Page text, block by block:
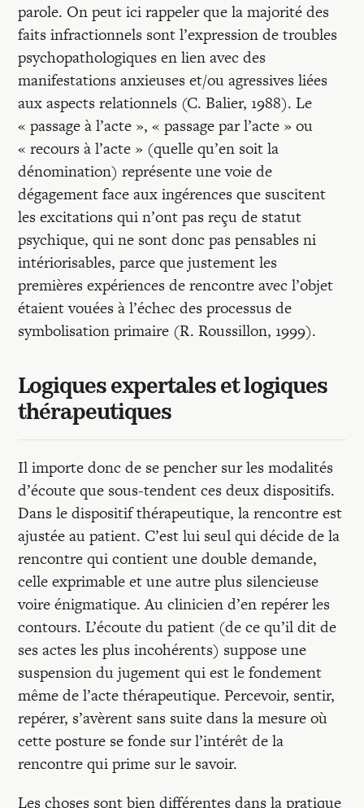
parole. On peut ici rappeler que la majorité des
faits infractionnels sont l’expression de troubles
psychopathologiques en lien avec des
manifestations anxieuses et/ou agressives liées
aux aspects relationnels (C. Balier, 1988). Le
« passage à l’acte », « passage par l’acte » ou
« recours à l’acte » (quelle qu’en soit la
dénomination) représente une voie de
dégagement face aux ingérences que suscitent
les excitations qui n’ont pas reçu de statut
psychique, qui ne sont donc pas pensables ni
intériorisables, parce que justement les
premières expériences de rencontre avec l’objet
étaient vouées à l’échec des processus de
symbolisation primaire (R. Roussillon, 1999).
Logiques expertales et logiques
thérapeutiques
Il importe donc de se pencher sur les modalités
d’écoute que sous-tendent ces deux dispositifs.
Dans le dispositif thérapeutique, la rencontre est
ajustée au patient. C’est lui seul qui décide de la
rencontre qui contient une double demande,
celle exprimable et une autre plus silencieuse
voire énigmatique. Au clinicien d’en repérer les
contours. L’écoute du patient (de ce qu’il dit de
ses actes les plus incohérents) suppose une
suspension du jugement qui est le fondement
même de l’acte thérapeutique. Percevoir, sentir,
repérer, s’avèrent sans suite dans la mesure où
cette posture se fonde sur l’intérêt de la
rencontre qui prime sur le savoir.
Les choses sont bien différentes dans la pratique